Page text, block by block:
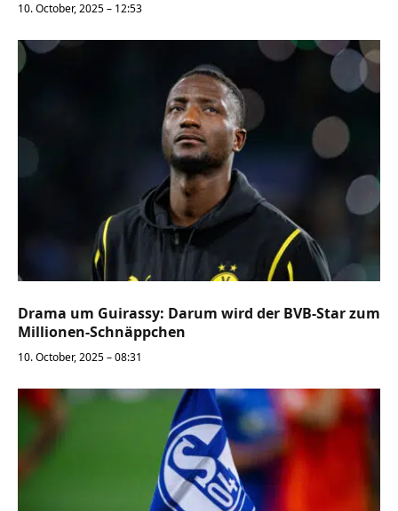
10. October, 2025 – 12:53
Drama um Guirassy: Darum wird der BVB-Star zum
Millionen-Schnäppchen
10. October, 2025 – 08:31